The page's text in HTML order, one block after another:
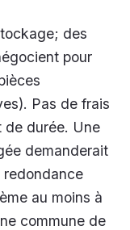
des
pour
Pas de frais
de durée. Une
demanderait
redondance
au moins à
commune de